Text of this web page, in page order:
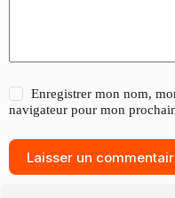
Enregistrer mon nom,
navigateur pour mon
Laisser un